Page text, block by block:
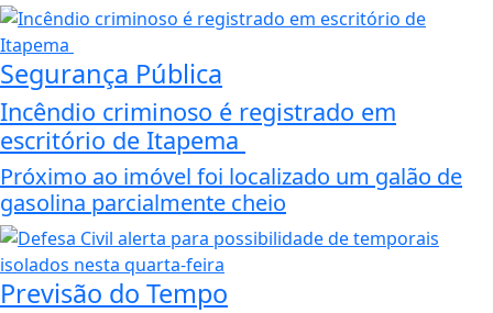
Segurança Pública
Incêndio criminoso é registrado em
escritório de Itapema
Próximo ao imóvel foi localizado um galão de
gasolina parcialmente cheio
Previsão do Tempo